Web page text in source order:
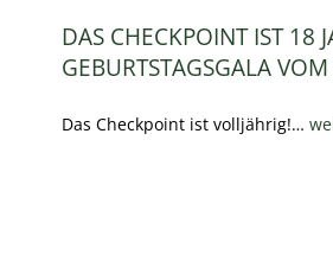
DAS CHECKPOINT IST 18
GEBURTSTAGSGALA
Das Checkpoint ist volljährig!…